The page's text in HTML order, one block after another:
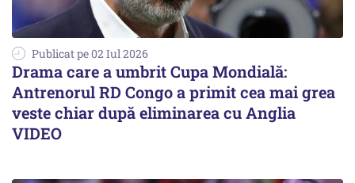
Publicat pe 02 Iul 2026
Drama care a umbrit Cupa Mondială:
Antrenorul RD Congo a primit cea mai grea
veste chiar după eliminarea cu Anglia
VIDEO